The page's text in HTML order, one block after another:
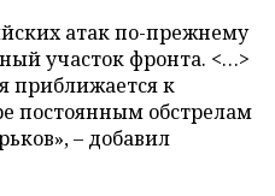
атак по-прежнему
участок фронта. <…>
приближается к
постоянным обстрелам
– добавил